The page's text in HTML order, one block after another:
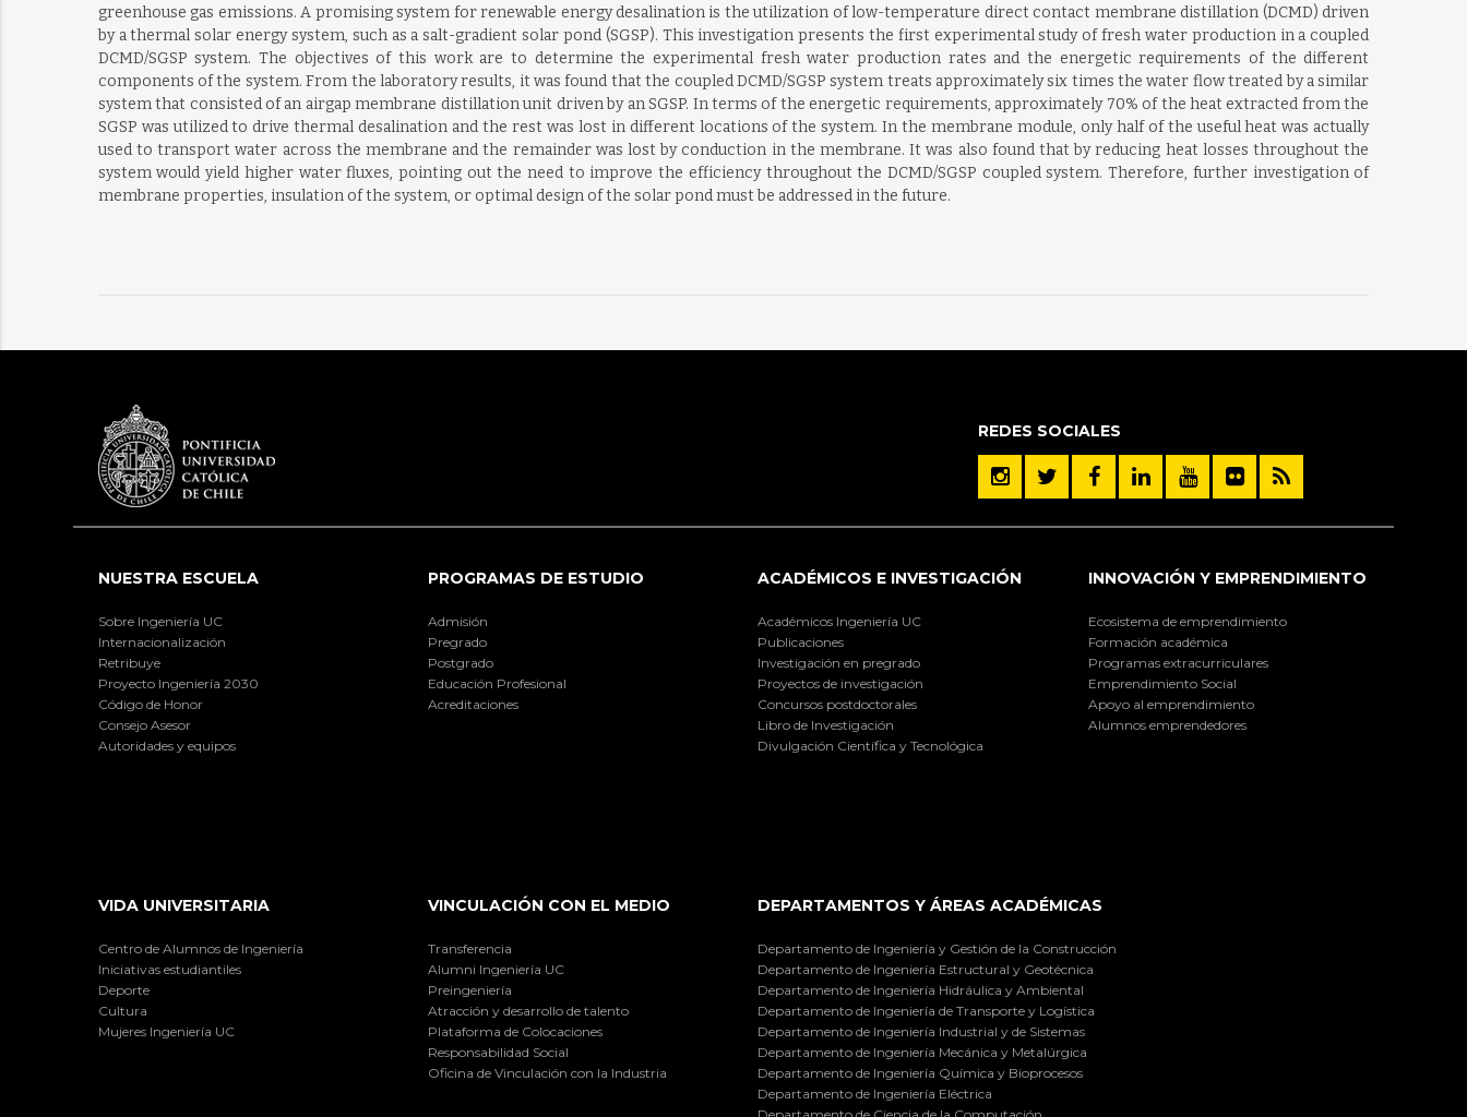
greenhouse gas emissions. A promising system for renewable energy desalination is the utilization of low-temperature direct contact membrane distillation (DCMD) driven
by a thermal solar energy system, such as a salt-gradient solar pond (SGSP). This investigation presents the first experimental study of fresh water production in a coupled
DCMD/SGSP system. The objectives of this work are to determine the experimental fresh water production rates and the energetic requirements of the different
components of the system. From the laboratory results, it was found that the coupled DCMD/SGSP system treats approximately six times the water flow treated by a similar
system that consisted of an airgap membrane distillation unit driven by an SGSP. In terms of the energetic requirements, approximately 70% of the heat extracted from the
SGSP was utilized to drive thermal desalination and the rest was lost in different locations of the system. In the membrane module, only half of the useful heat was actually
used to transport water across the membrane and the remainder was lost by conduction in the membrane. It was also found that by reducing heat losses throughout the
system would yield higher water fluxes, pointing out the need to improve the efficiency throughout the DCMD/SGSP coupled system. Therefore, further investigation of
membrane properties, insulation of the system, or optimal design of the solar pond must be addressed in the future.
REDES SOCIALES
NUESTRA ESCUELA
Sobre Ingeniería UC
Internacionalización
Retribuye
Proyecto Ingeniería 2030
Código de Honor
Consejo Asesor
Autoridades y equipos
PROGRAMAS DE ESTUDIO
Admisión
Pregrado
Postgrado
Educación Profesional
Acreditaciones
ACADÉMICOS E INVESTIGACIÓN
Académicos Ingeniería UC
Publicaciones
Investigación en pregrado
Proyectos de investigación
Concursos postdoctorales
Libro de Investigación
Divulgación Científica y Tecnológica
INNOVACIÓN Y EMPRENDIMIENTO
Ecosistema de emprendimiento
Formación académica
Programas extracurriculares
Emprendimiento Social
Apoyo al emprendimiento
Alumnos emprendedores
VIDA UNIVERSITARIA
Centro de Alumnos de Ingeniería
Iniciativas estudiantiles
Deporte
Cultura
Mujeres Ingeniería UC
VINCULACIÓN CON EL MEDIO
Transferencia
Alumni Ingeniería UC
Preingeniería
Atracción y desarrollo de talento
Plataforma de Colocaciones
Responsabilidad Social
Oficina de Vinculación con la Industria
DEPARTAMENTOS Y ÁREAS ACADÉMICAS
Departamento de Ingeniería y Gestión de la Construcción
Departamento de Ingeniería Estructural y Geotécnica
Departamento de Ingeniería Hidráulica y Ambiental
Departamento de Ingeniería de Transporte y Logística
Departamento de Ingeniería Industrial y de Sistemas
Departamento de Ingeniería Mecánica y Metalúrgica
Departamento de Ingeniería Química y Bioprocesos
Departamento de Ingeniería Eléctrica